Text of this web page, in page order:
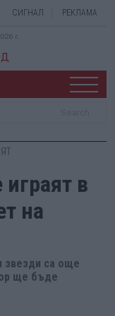
СИГНАЛ РЕКЛАМА
г.
в
на
звезди са още
ще бъде